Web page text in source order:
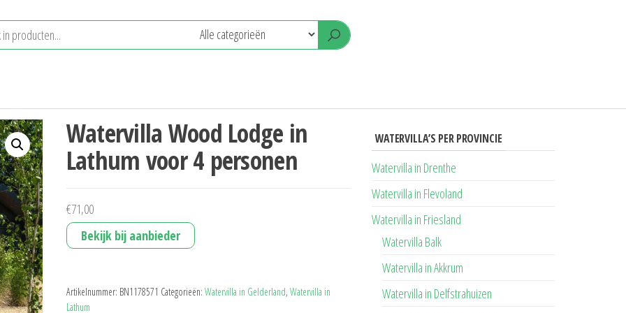
Watervilla Wood Lodge in
Lathum voor 4 personen
€71,00
Bekijk bij aanbieder
Artikelnummer: BN1178571 Categorieën: Watervilla in Gelderland, Watervilla in
Lathum
WATERVILLA’S PER PROVINCIE
Watervilla in Drenthe
Watervilla in Flevoland
Watervilla in Friesland
Watervilla Balk
Watervilla in Akkrum
Watervilla in Delfstrahuizen